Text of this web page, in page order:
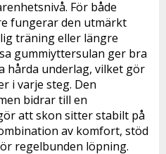
För både
fungerar den utmärkt
träning eller längre
gummiyttersulan ger bra
hårda underlag, vilket gör
i varje steg. Den
bidrar till en
att skon sitter stabilt på
av komfort, stöd
regelbunden löpning.